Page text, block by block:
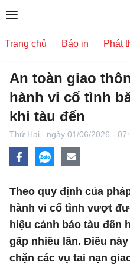
Trang chủ Báo in Phát
An toàn giao
hành vi cố tình
khi tàu đến
Thứ Hai, ngày 01/06/2026 -
Theo quy định của
hành vi cố tình vượt
hiệu cảnh báo tàu đến
gấp nhiều lần. Điều
chặn các vụ tai nạn